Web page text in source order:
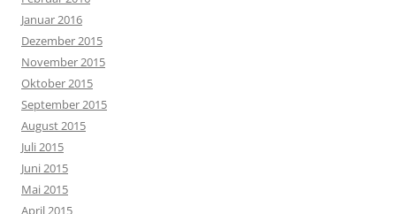
Januar 2016
Dezember 2015
November 2015
Oktober 2015
September 2015
August 2015
Juli 2015
Juni 2015
Mai 2015
April 2015